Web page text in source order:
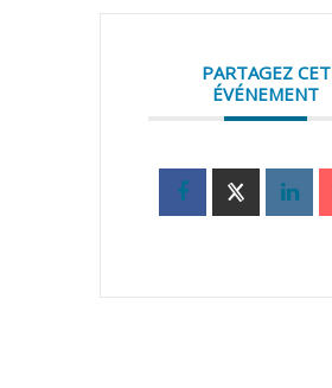
PARTAGEZ CET
ÉVÉNEMENT